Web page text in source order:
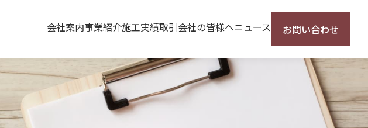
会社案内事業紹介施工実績取引会社の皆様へニュース お問い合わせ